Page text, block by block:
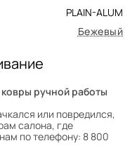
PLAIN-ALUM
Бежевый
ручной работы
или повредился,
салона, где
по телефону: 8 800